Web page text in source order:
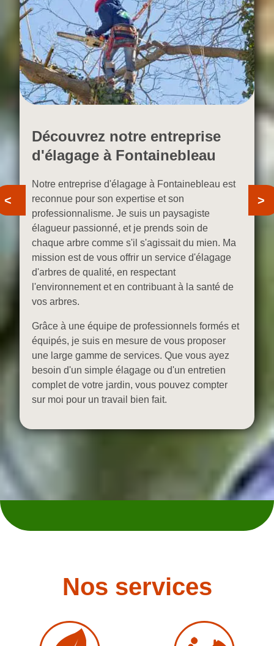
Previous
Découvrez notre entreprise
d'élagage à Fontainebleau
Notre entreprise d'élagage à Fontainebleau est
reconnue pour son expertise et son
professionnalisme. Je suis un paysagiste
élagueur passionné, et je prends soin de
chaque arbre comme s'il s'agissait du mien. Ma
mission est de vous offrir un service d'élagage
d'arbres de qualité, en respectant
l'environnement et en contribuant à la santé de
vos arbres.
Grâce à une équipe de professionnels formés et
équipés, je suis en mesure de vous proposer
une large gamme de services. Que vous ayez
besoin d'un simple élagage ou d'un entretien
complet de votre jardin, vous pouvez compter
sur moi pour un travail bien fait.
Nos services